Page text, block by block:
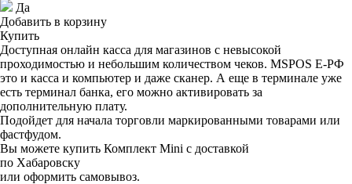
Да
Добавить в корзину
Купить
Доступная онлайн касса для магазинов с невысокой
проходимостью и небольшим количеством чеков. MSPOS Е-РФ
это и касса и компьютер и даже сканер. А еще в терминале уже
есть терминал банка, его можно активировать за
дополнительную плату.
Подойдет для начала торговли маркированными товарами или
фастфудом.
Вы можете купить Комплект Mini с доставкой
по Хабаровску
или оформить самовывоз.